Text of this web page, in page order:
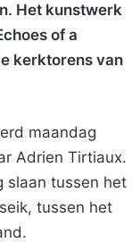
Het kunstwerk
of a
kerktorens van
maandag
Adrien Tirtiaux.
slaan tussen het
tussen het